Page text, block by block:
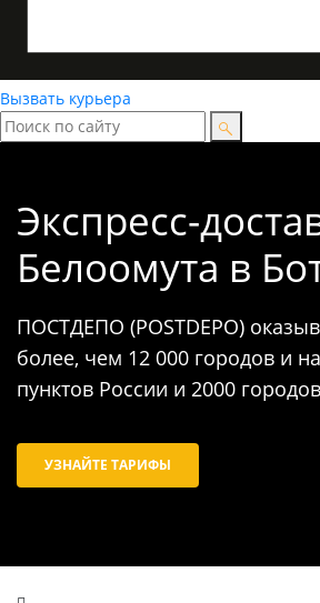
Вызвать курьера
Экспресс-
Белоомута в
ПОСТДЕПО (POSTDEPO)
более, чем 12 000 городов и
пунктов России и 2000
УЗНАЙТЕ ТАРИФЫ